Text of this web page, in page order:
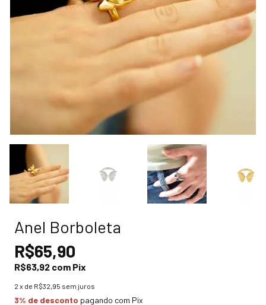
Anel Borboleta
R$65,90
R$63,92 com Pix
2 x de R$32,95 sem juros
3% de desconto pagando com Pix